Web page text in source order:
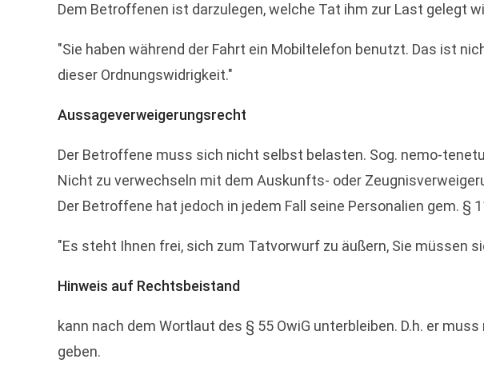
Dem Betroffenen ist darzulegen, welche Tat ihm zur Last gelegt
"Sie haben während der Fahrt ein Mobiltelefon benutzt. Das ist
dieser Ordnungswidrigkeit."
Aussageverweigerungsrecht
Der Betroffene muss sich nicht selbst belasten. Sog. nemo-
Nicht zu verwechseln mit dem Auskunfts- oder
Der Betroffene hat jedoch in jedem Fall seine Personalien gem. §
"Es steht Ihnen frei, sich zum Tatvorwurf zu äußern, Sie müssen
Hinweis auf Rechtsbeistand
kann nach dem Wortlaut des § 55 OwiG unterbleiben. D.h. er
geben.